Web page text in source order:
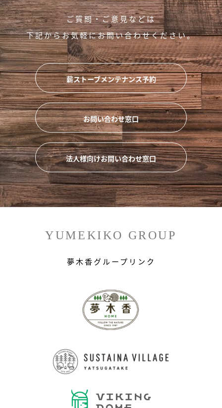
ご質問・ご意見などは
下記からお気軽にお問い合わせください。
薪ストーブメンテナンス予約
お問い合わせ窓口
法人様向けお問い合わせ窓口
YUMEKIKO GROUP
夢木香グループリンク